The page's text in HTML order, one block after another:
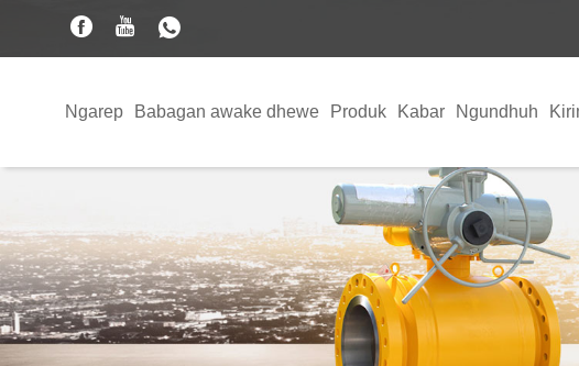
Ngarep Babagan awake dhewe Produk Kabar Ngundhuh